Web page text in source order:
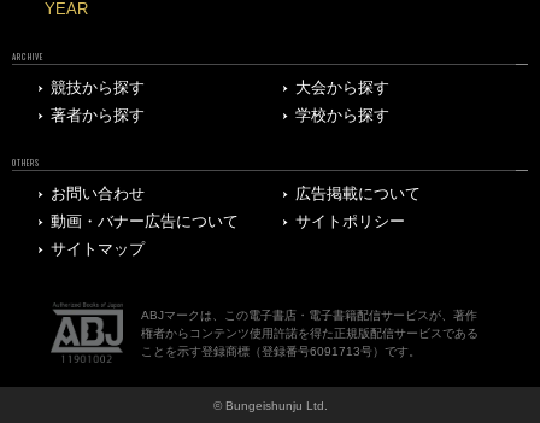
YEAR
ARCHIVE
競技から探す
大会から探す
著者から探す
学校から探す
OTHERS
お問い合わせ
広告掲載について
動画・バナー広告について
サイトポリシー
サイトマップ
ABJマークは、この電子書店・電子書籍配信サービスが、著作
権者からコンテンツ使用許諾を得た正規版配信サービスである
ことを示す登録商標（登録番号6091713号）です。
© Bungeishunju Ltd.